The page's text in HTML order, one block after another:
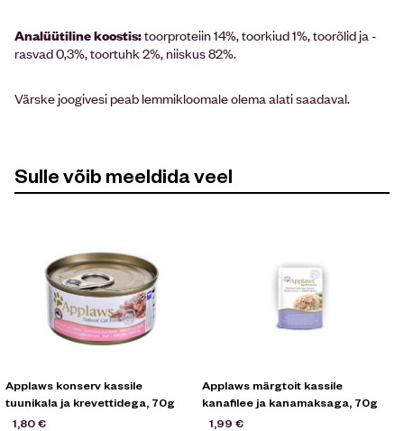
Analüütiline koostis:toorproteiin 14%, toorkiud 1%, toorõlid ja -
rasvad 0,3%, toortuhk 2%, niiskus 82%.
Värske joogivesi peab lemmikloomale olema alati saadaval.
Sulle võib meeldida veel
Applaws konserv kassile
tuunikala ja krevettidega, 70g
1,80€
Applaws märgtoit kassile
kanafilee ja kanamaksaga, 70g
1,99 €